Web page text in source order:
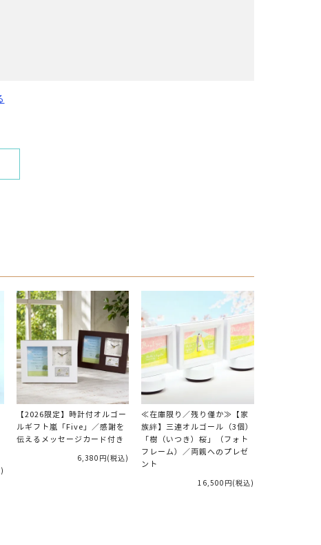
【2026限定】時計付オルゴー
ルギフト嵐「Five」／感謝を
伝えるメッセージカード付き
6,380円(税込)
≪在庫限り／残り僅か≫【家
族絆】三連オルゴール（3個）
「樹（いつき）桜」（フォト
フレーム）／両親へのプレゼ
ント
16,500円(税込)